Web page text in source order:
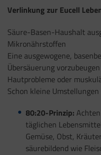
Verlinkung zur Eucell
Säure-Basen-Haushalt
Mikronährstoffen
Eine ausgewogene,
Übersäuerung
Hautprobleme oder
Schon kleine
80:20-Prinzip:
täglichen
Gemüse, Obst,
säurebildend wie